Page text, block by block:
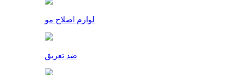
لوازم اصلاح مو
ضد تعریق